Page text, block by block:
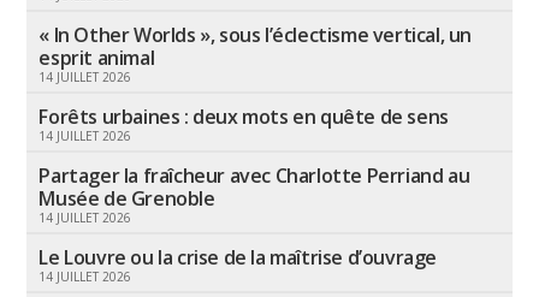
« In Other Worlds », sous l’éclectisme vertical, un
esprit animal
14 JUILLET 2026
Forêts urbaines : deux mots en quête de sens
14 JUILLET 2026
Partager la fraîcheur avec Charlotte Perriand au
Musée de Grenoble
14 JUILLET 2026
Le Louvre ou la crise de la maîtrise d’ouvrage
14 JUILLET 2026